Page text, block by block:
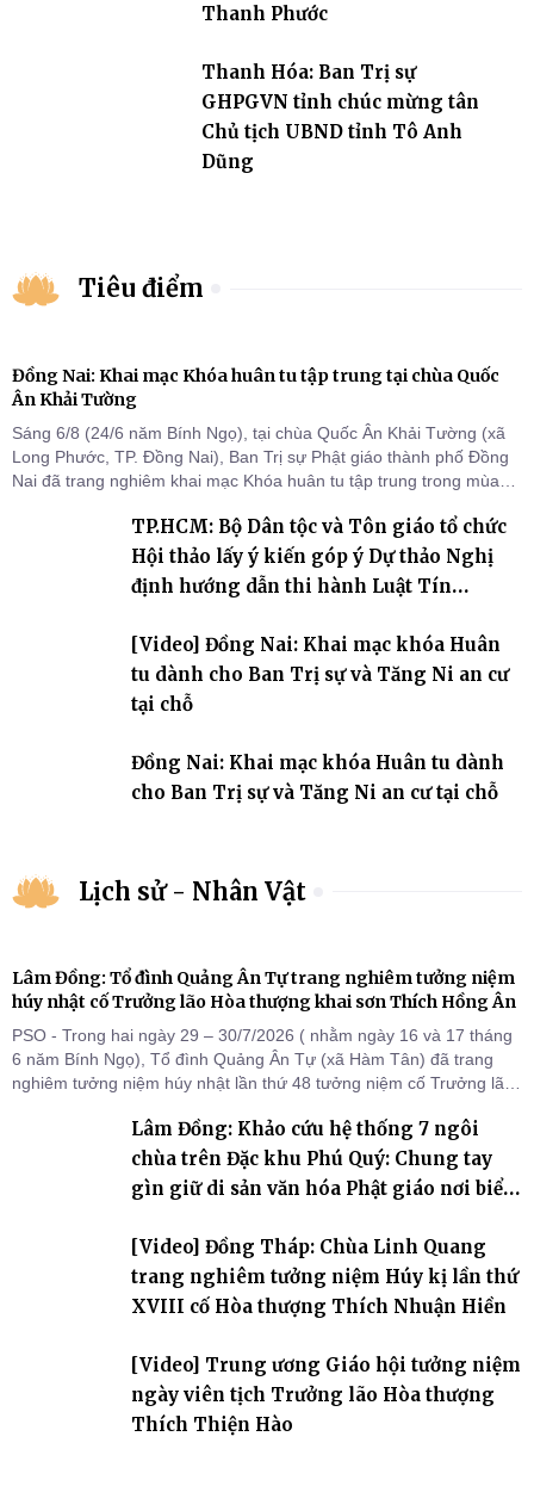
Thanh Phước
Thanh Hóa: Ban Trị sự
GHPGVN tỉnh chúc mừng tân
Chủ tịch UBND tỉnh Tô Anh
Dũng
Tiêu điểm
Đồng Nai: Khai mạc Khóa huân tu tập trung tại chùa Quốc
Ân Khải Tường
Sáng 6/8 (24/6 năm Bính Ngọ), tại chùa Quốc Ân Khải Tường (xã
Long Phước, TP. Đồng Nai), Ban Trị sự Phật giáo thành phố Đồng
Nai đã trang nghiêm khai mạc Khóa huân tu tập trung trong mùa
chỗ khu vực VII, VIII và trường hạ chùa Quốc Ân Khải Tường.
TP.HCM: Bộ Dân tộc và Tôn giáo tổ chức
Hội thảo lấy ý kiến góp ý Dự thảo Nghị
định hướng dẫn thi hành Luật Tín
[Video] Đồng Nai: Khai mạc khóa Huân
tu dành cho Ban Trị sự và Tăng Ni an cư
tại chỗ
Đồng Nai: Khai mạc khóa Huân tu dành
cho Ban Trị sự và Tăng Ni an cư tại chỗ
Lịch sử - Nhân Vật
Lâm Đồng: Tổ đình Quảng Ân Tự trang nghiêm tưởng niệm
húy nhật cố Trưởng lão Hòa thượng khai sơn Thích Hồng Ân
PSO - Trong hai ngày 29 – 30/7/2026 ( nhằm ngày 16 và 17 tháng
6 năm Bính Ngọ), Tổ đình Quảng Ân Tự (xã Hàm Tân) đã trang
nghiêm tưởng niệm húy nhật lần thứ 48 tưởng niệm cố Trưởng lão
Chư Tôn đức Tăng Ni, môn đồ pháp quyến cùng đông đảo thiện tín
Phật tử đã đồng vân tập về đạo tràng, th
Lâm Đồng: Khảo cứu hệ thống 7 ngôi
chùa trên Đặc khu Phú Quý: Chung tay
gìn giữ di sản văn hóa Phật giáo nơi biển
[Video] Đồng Tháp: Chùa Linh Quang
trang nghiêm tưởng niệm Húy kị lần thứ
XVIII cố Hòa thượng Thích Nhuận Hiền
[Video] Trung ương Giáo hội tưởng niệm
ngày viên tịch Trưởng lão Hòa thượng
Thích Thiện Hào